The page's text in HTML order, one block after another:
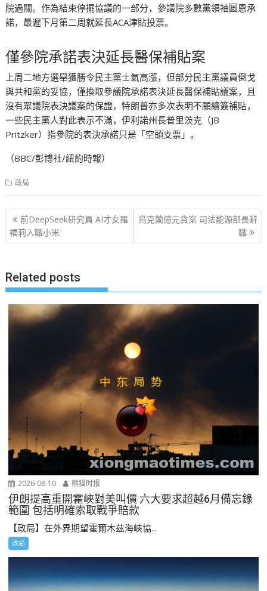
院過關。作為結束停擺協議的一部分，參議院多數黨領袖圖恩承
諾，最遲下月第二周就延長ACA津貼投票。
僅參院承諾表決延長醫保補貼案
上周二地方選舉獲勝令民主黨士氣高漲，但部分民主黨議員倒戈
與共和黨的妥協，僅換取參議院承諾表決延長醫保補貼議案，且
沒有眾議院表決議案的保證，特朗普亦多次表明不願續簽補貼，
一些民主黨人對此表示不滿，伊利諾州長普里茨克（JB
Pritzker）指參院的表決承諾只是「空頭支票」。
（BBC/彭博社/紐約時報）
政局
文
章
前DeepSeek研究員 AI才女羅
福莉入職小米
烏克蘭億元貪案 司法能源部長辭
職
Related posts
2026-08-10 熊猫时报
伊朗提高重開霍峽對美叫價 六大要求超越6月備忘錄
範圍 包括明確索取戰爭賠款
【政局】在外界期望霍爾木茲海峽協...
政局